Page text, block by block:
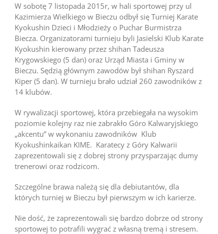
W sobotę 7 listopada 2015r, w hali sportowej przy ul
Kazimierza Wielkiego w Bieczu odbył się Turniej Karate
Kyokushin Dzieci i Młodzieży o Puchar Burmistrza
Biecza. Organizatorami turnieju byli Jasielski Klub Karate
Kyokushin kierowany przez shihan Tadeusza
Krygowskiego (5 dan) oraz Urząd Miasta i Gminy w
Bieczu. Sędzią głównym zawodów był shihan Ryszard
Kiper (5 dan). W turnieju brało udział 260 zawodników z
14 klubów.
W rywalizacji sportowej, która przebiegała na wysokim
poziomie kolejny raz nie zabrakło Góro Kalwaryjskiego
„akcentu” w wykonaniu zawodników Klub
Kyokushinkaikan KIME. Karatecy z Góry Kalwarii
zaprezentowali się z dobrej strony przysparzając dumy
trenerowi oraz rodzicom.
Szczególne brawa należą się dla debiutantów, dla
których turniej w Bieczu był pierwszym w ich karierze.
Nie dość, że zaprezentowali się bardzo dobrze od strony
sportowej to potrafili wygrać z własną tremą i stresem.